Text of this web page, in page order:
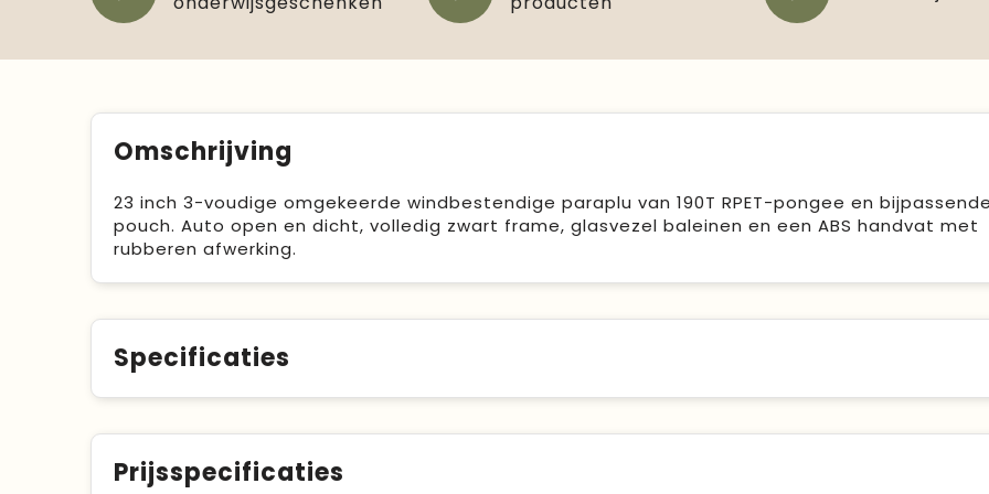
Omschrijving
23 inch 3-voudige omgekeerde windbestendige paraplu van 190T RPET-pongee en
pouch. Auto open en dicht, volledig zwart frame, glasvezel baleinen en een ABS handvat met
rubberen afwerking.
Specificaties
Prijsspecificaties